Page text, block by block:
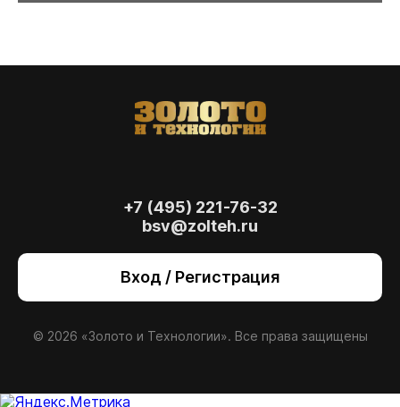
+7 (495) 221-76-32
bsv@zolteh.ru
Вход / Регистрация
© 2026 «Золото и Технологии». Все права защищены
также для анализа сайта и улучшения
сайт, вы даете согласиена использование